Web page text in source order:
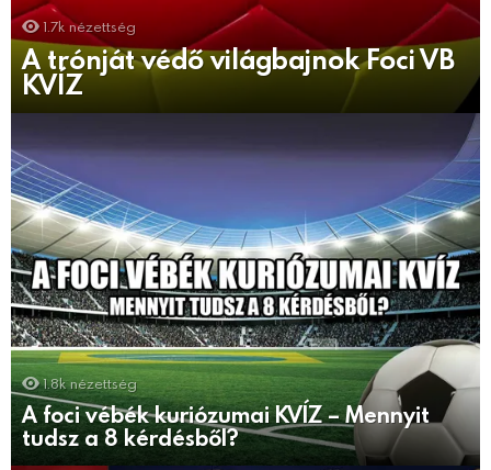
1.7k nézettség
A trónját védő világbajnok Foci VB
KVÍZ
1.8k nézettség
A foci vébék kuriózumai KVÍZ – Mennyit
tudsz a 8 kérdésből?